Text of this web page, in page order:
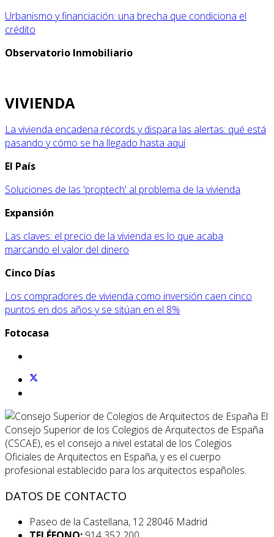
Urbanismo y financiación: una brecha que condiciona el
crédito
Observatorio Inmobiliario
VIVIENDA
La vivienda encadena récords y dispara las alertas: qué está
pasando y cómo se ha llegado hasta aquí
El País
Soluciones de las 'proptech' al problema de la vivienda
Expansión
Las claves: el precio de la vivienda es lo que acaba
marcando el valor del dinero
Cinco Días
Los compradores de vivienda como inversión caen cinco
puntos en dos años y se sitúan en el 8%
Fotocasa
El
Consejo Superior de los Colegios de Arquitectos de España
(CSCAE), es el consejo a nivel estatal de los Colegios
Oficiales de Arquitectos en España, y es el cuerpo
profesional establecido para los arquitectos españoles.
DATOS DE CONTACTO
Paseo de la Castellana, 12 28046 Madrid